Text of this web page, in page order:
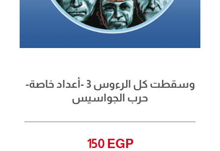
وسقطت كل الرءوس 3 -أعداد خاصة-
حرب الجواسيس
150 EGP